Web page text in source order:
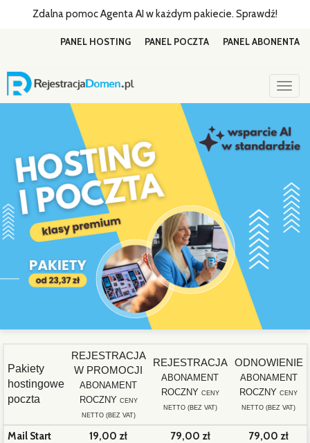
Zdalna pomoc Agenta AI w każdym pakiecie. Sprawdź!
PANEL ABONENTA
PANEL POCZTA
PANEL HOSTING
Pakiety
hostingowe
poczta
REJESTRACJA
W PROMOCJI
ABONAMENT
ROCZNY CENY
NETTO (BEZ VAT)
REJESTRACJA
ABONAMENT
ROCZNY CENY
NETTO (BEZ VAT)
ODNOWIENIE
ABONAMENT
ROCZNY CENY
NETTO (BEZ VAT)
Mail Start 19,00 zł 79,00 zł
79,00 zł